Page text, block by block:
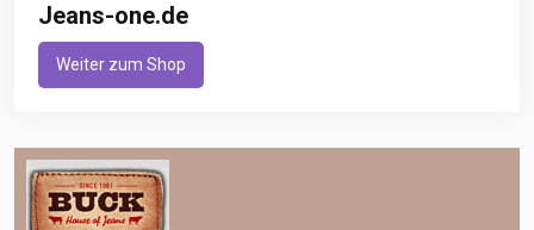
Jeans-one.de
Weiter zum Shop